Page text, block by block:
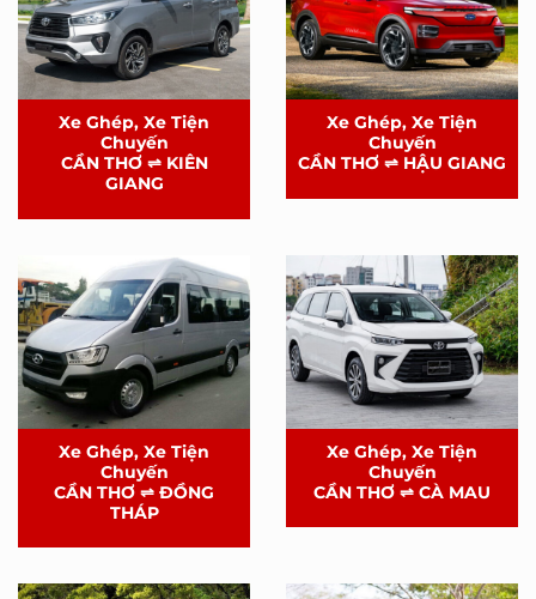
Xe Ghép, Xe Tiện
Chuyến
CẦN THƠ ⇌ KIÊN
GIANG
Xe Ghép, Xe Tiện
Chuyến
CẦN THƠ ⇌ HẬU GIANG
Xe Ghép, Xe Tiện
Chuyến
CẦN THƠ ⇌ ĐỒNG
THÁP
Xe Ghép, Xe Tiện
Chuyến
CẦN THƠ ⇌ CÀ MAU